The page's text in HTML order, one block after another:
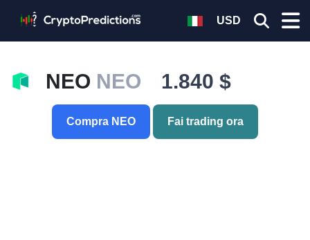
USD
NEO NEO 1.840 $
Compra NEO Fai trading ora